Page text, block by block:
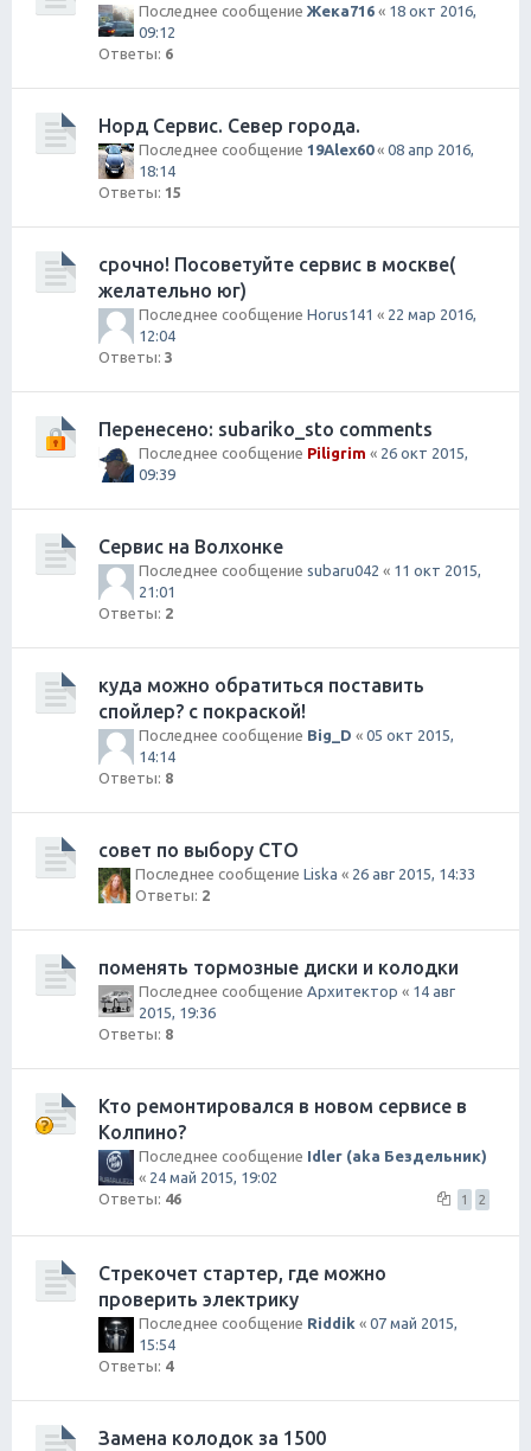
Последнее сообщение Жека716 « 18 окт 2016,
09:12
Ответы: 6
Норд Сервис. Север города.
Последнее сообщение 19Alex60« 08 апр 2016,
18:14
Ответы: 15
срочно! Посоветуйте сервис в москве(
желательно юг)
Последнее сообщение Horus141 « 22 мар 2016,
12:04
Ответы: 3
Перенесено: subariko_sto comments
Последнее сообщение Piligrim « 26 окт 2015,
09:39
Сервис на Волхонке
Последнее сообщение subaru042 « 11 окт 2015,
21:01
Ответы: 2
куда можно обратиться поставить
спойлер? с покраской!
Последнее сообщение Big_D « 05 окт 2015,
14:14
Ответы: 8
совет по выбору СТО
Последнее сообщение Liska « 26 авг 2015, 14:33
Ответы: 2
поменять тормозные диски и колодки
Последнее сообщение Архитектор « 14 авг
2015, 19:36
Ответы: 8
Кто ремонтировался в новом сервисе в
Колпино?
Последнее сообщение Idler (aka Бездельник)
« 24 май 2015, 19:02
Ответы: 46 1 2
Стрекочет стартер, где можно
проверить электрику
Последнее сообщение Riddik « 07 май 2015,
15:54
Ответы: 4
Замена колодок за 1500